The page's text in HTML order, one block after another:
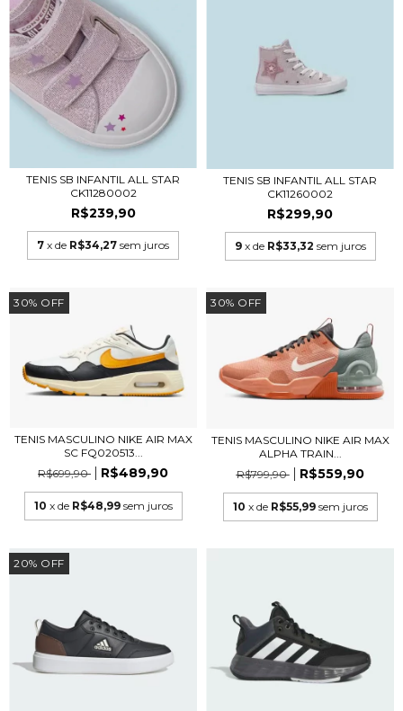
TENIS SB INFANTIL ALL STAR
CK11280002
R$239,90
7 x de R$34,27 sem juros
TENIS SB INFANTIL ALL STAR
CK11260002
R$299,90
9 x de R$33,32 sem juros
30% OFF
TENIS MASCULINO NIKE AIR MAX
SC FQ020513...
R$699,90
R$489,90
10 x de R$48,99 sem juros
30% OFF
TENIS MASCULINO NIKE AIR MAX
ALPHA TRAIN...
R$799,90
R$559,90
10 x de R$55,99 sem juros
20% OFF